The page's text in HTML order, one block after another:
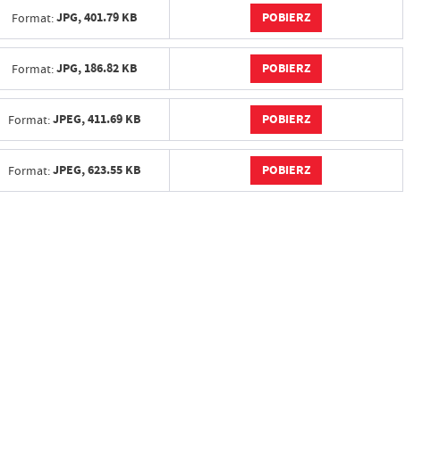
Format:JPG,401.79 KB POBIERZ
Format:JPG, 186.82 KB POBIERZ
Format:JPEG,411.69 KB POBIERZ
Format:JPEG,623.55 KB POBIERZ